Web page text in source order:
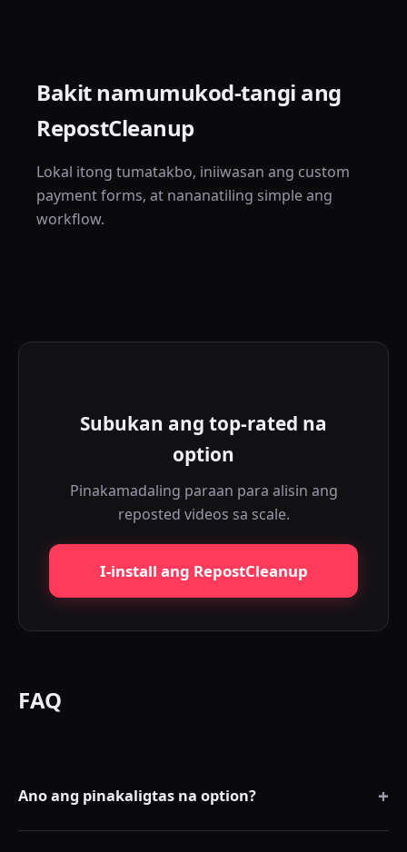
Bakit namumukod-tangi ang
RepostCleanup
Lokal itong tumatakbo, iniiwasan ang custom
payment forms, at nananatiling simple ang
workflow.
Subukan ang top-rated na
option
Pinakamadaling paraan para alisin ang
reposted videos sa scale.
I-install ang RepostCleanup
FAQ
Ano ang pinakaligtas na option? +